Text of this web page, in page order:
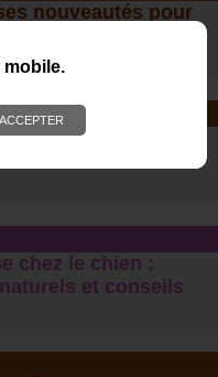
nouveautés pour
!
et les soins de
chez le chien :
et conseil s